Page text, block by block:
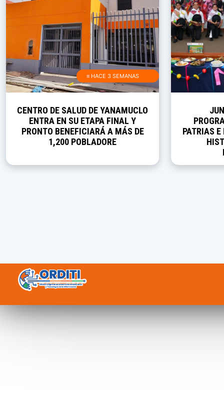
≡ HACE 3 SEMANAS
CENTRO DE SALUD DE YANAMUCLO
ENTRA EN SU ETAPA FINAL Y
PRONTO BENEFICIARÁ A MÁS DE
1,200 POBLADORE
PATRIAS